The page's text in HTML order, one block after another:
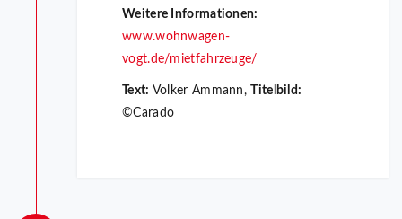
Weitere Informationen:
www.wohnwagen-
vogt.de/mietfahrzeuge/
Text: Volker Ammann,Titelbild:
©Carado